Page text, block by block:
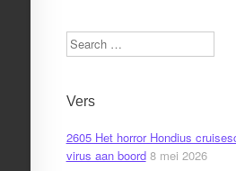
Search
Vers
2605 Het horror Hondius
virus aan boord 8 mei 2026